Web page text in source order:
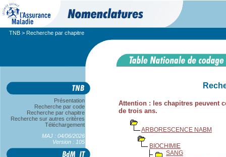
TNB > Recherche par chapitre
Présentation
Recherche par code
Recherche par chapitre
Recherche sur autres critères
Téléchargement
MAJ : 04/06/2026
Version : 105
Attention : les chapitres peuvent
de trois ans.
ARBORESCENCE NABM
BIOCHIMIE
SANG